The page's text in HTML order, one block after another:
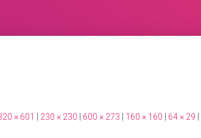
× 601 230 × 230 600 × 273 160 × 160 64 × 29